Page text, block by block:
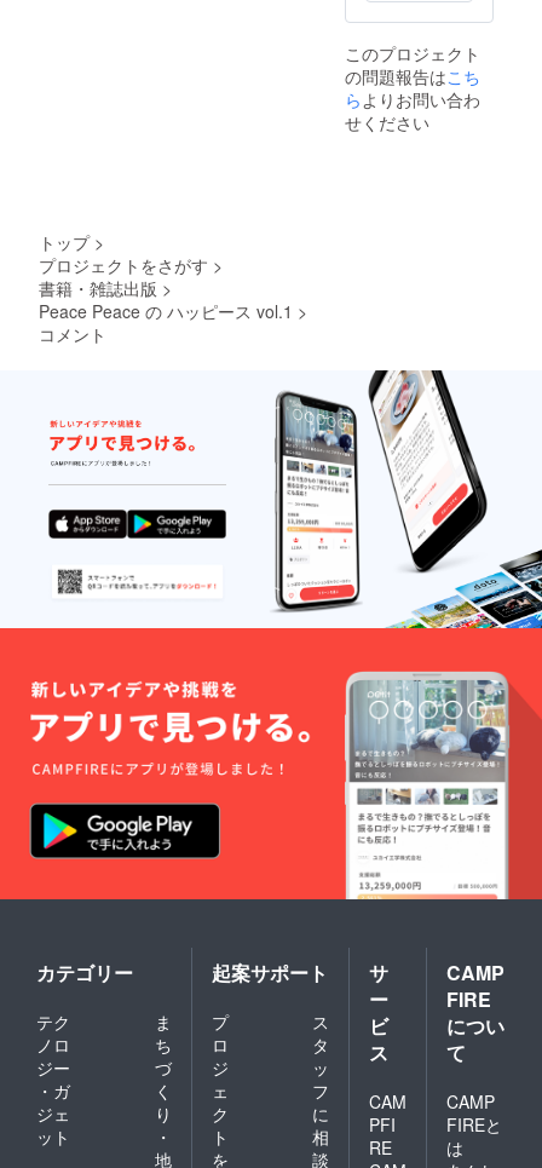
このプロジェクト
の問題報告はこち
らよりお問い合わ
せください
トップ >
プロジェクトをさがす >
書籍・雑誌出版 >
Peace Peace の ハッピース vol.1 >
コメント
カテゴリー
テク
ノロ
ジー
・ガ
ジェ
ット
ま
ち
づ
く
り
・
地
起案サポート
プ
ロ
ジ
ェ
ク
ト
を
ス
タ
ッ
フ
に
相
談
サ
ー
ビ
ス
CAM
PFI
RE
CAMP
FIRE
につい
て
CAMP
FIREと
は